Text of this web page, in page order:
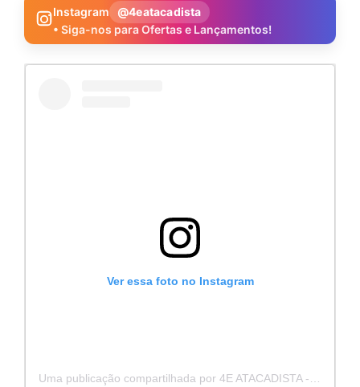
Instagram
@4eatacadista
• Siga-nos para Ofertas e Lançamentos!
Ver essa foto no Instagram